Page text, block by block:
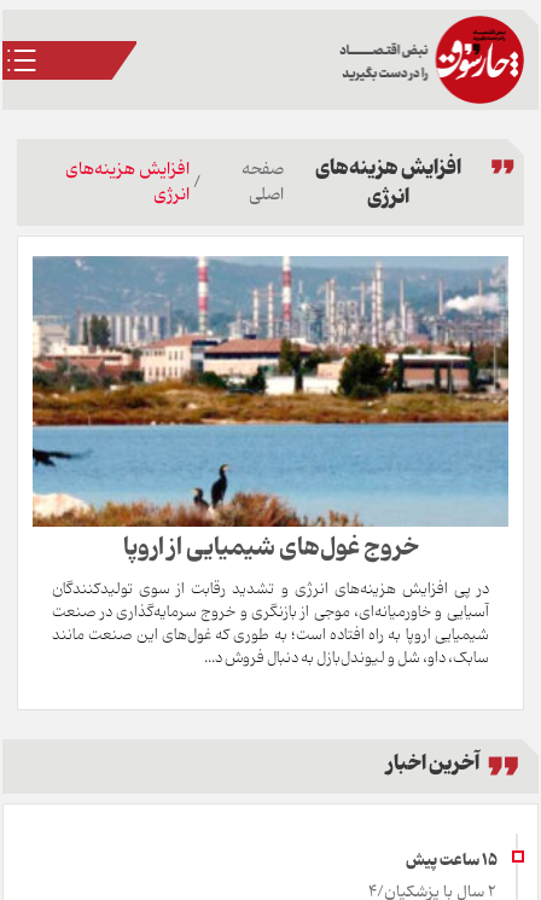
افزایش هزینه‌های
انرژی
صفحه
اصلی
/افزایش هزینه‌های
انرژی
خروج غول‌های شیمیایی از اروپا
در پی افزایش هزینه‌های انرژی و تشدید رقابت از سوی تولیدکنندگان
آسیایی و خاورمیانه‌ای، موجی از بازنگری و خروج سرمایه‌گذاری در صنعت
شیمیایی اروپا به راه افتاده است؛ به طوری که غول‌های این صنعت مانند
سابک، داو، شل و لیوندل‌بازل به دنبال فروش د...
آخرین اخبار
2 سال با پزشکیان/4